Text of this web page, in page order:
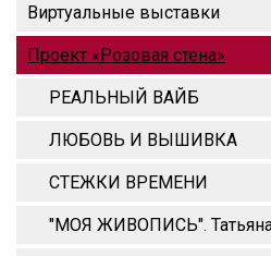
Виртуальные выставки
Проект «Розовая стена»
РЕАЛЬНЫЙ ВАЙБ
ЛЮБОВЬ И ВЫШИВКА
СТЕЖКИ ВРЕМЕНИ
"МОЯ ЖИВОПИСЬ". Татьяна